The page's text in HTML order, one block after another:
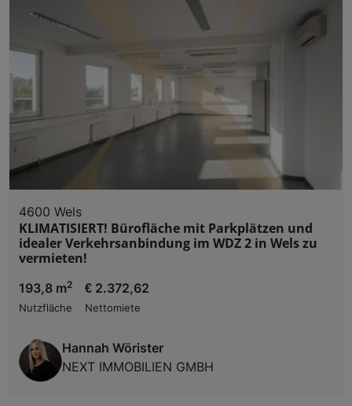
4600 Wels
KLIMATISIERT! Bürofläche mit Parkplätzen und
idealer Verkehrsanbindung im WDZ 2 in Wels zu
vermieten!
193,8 m2
Nutzfläche
€ 2.372,62
Nettomiete
Hannah Wörister
NEXT IMMOBILIEN GMBH